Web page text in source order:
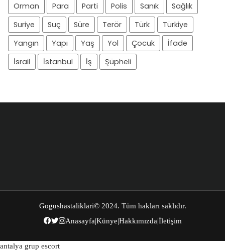
Orman
Para Parti Polis Sanık
Sağlık
Suriye
Suç Süre Terör Türk
Türkiye
Yangın
Yapı Yaş Yol Çocuk
İfade
İsrail
İstanbul İş Şüpheli
Gogushastaliklari© 2024. Tüm hakları saklıdır.
Anasayfa|Künye|Hakkımızda|İletişim
antalya grup escort